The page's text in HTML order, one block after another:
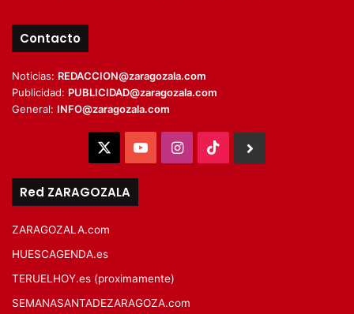
Contacto
Noticias: REDACCION@zaragozala.com
Publicidad: PUBLICIDAD@zaragozala.com
General: INFO@zaragozala.com
YouTubeInstagram
TikTok
Red ZARAGOZALA
ZARAGOZALA.com
HUESCAGENDA.es
TERUELHOY.es (proximamente)
SEMANASANTADEZARAGOZA.com